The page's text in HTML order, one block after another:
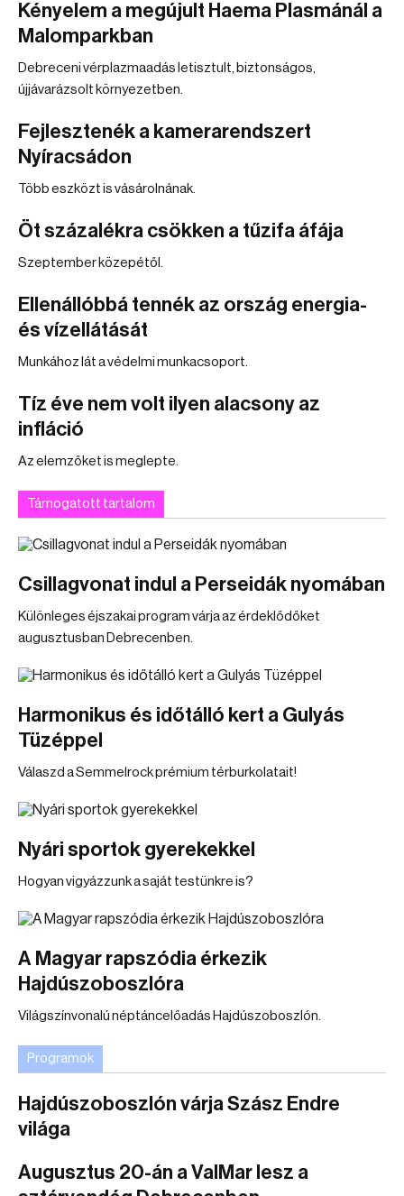
Kényelem a megújult Haema Plasmánál a
Malomparkban
Debreceni vérplazmaadás letisztult, biztonságos,
újjávarázsolt környezetben.
Fejlesztenék a kamerarendszert
Nyíracsádon
Több eszközt is vásárolnának.
Öt százalékra csökken a tűzifa áfája
Szeptember közepétől.
Ellenállóbbá tennék az ország energia-
és vízellátását
Munkához lát a védelmi munkacsoport.
Tíz éve nem volt ilyen alacsony az
infláció
Az elemzőket is meglepte.
Támogatott tartalom
Csillagvonat indul a Perseidák nyomában
Különleges éjszakai program várja az érdeklődőket
augusztusban Debrecenben.
Harmonikus és időtálló kert a Gulyás
Tüzéppel
Válaszd a Semmelrock prémium térburkolatait!
Nyári sportok gyerekekkel
Hogyan vigyázzunk a saját testünkre is?
A Magyar rapszódia érkezik
Hajdúszoboszlóra
Világszínvonalú néptáncelőadás Hajdúszoboszlón.
Programok
Hajdúszoboszlón várja Szász Endre
világa
Augusztus 20-án a ValMar lesz a